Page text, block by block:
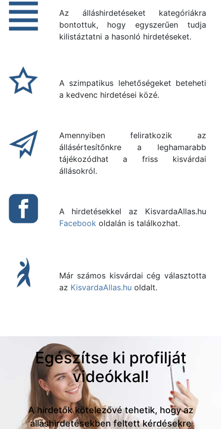
Az álláshirdetéseket kategóriákra
bontottuk, hogy egyszerűen tudja
kilistáztatni a hasonló hirdetéseket.
A szimpatikus lehetőségeket beteheti
a kedvenc hirdetései közé.
Amennyiben feliratkozik az
állásértesítőnkre a leghamarabb
tájékozódhat a friss kisvárdai
állásokról.
A hirdetésekkel az KisvardaAllas.hu
Facebookoldalán is találkozhat.
Már számos kisvárdai cég választotta
az KisvardaAllas.hu oldalt.
Egészítse ki profilját
videókkal!
A hirdetők kötelezővé tehetik, hogy az
álláshirdetésekben feltett kérdésekre